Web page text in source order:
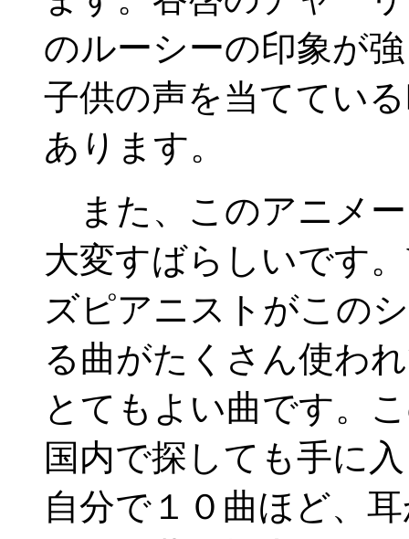
のルーシーの印象が
子供の声を当ててい
あります。
また、このアニメ
大変すばらしいです。
ズピアニストがこの
る曲がたくさん使わ
とてもよい曲です。
国内で探しても手に
自分で１０曲ほど、